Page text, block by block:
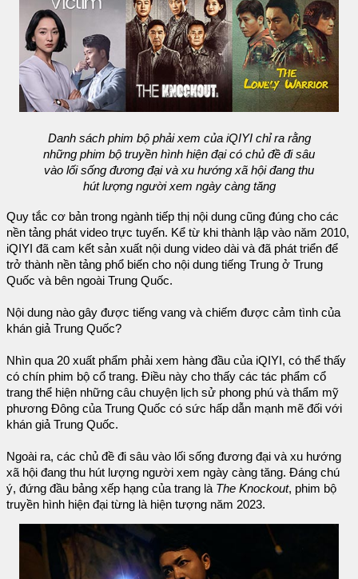
Danh sách phim bộ phải xem của iQIYI chỉ ra rằng
những phim bộ truyền hình hiện đại có chủ đề đi sâu
vào lối sống đương đại và xu hướng xã hội đang thu
hút lượng người xem ngày càng tăng
Quy tắc cơ bản trong ngành tiếp thị nội dung cũng đúng cho các
nền tảng phát video trực tuyến. Kể từ khi thành lập vào năm 2010,
iQIYI đã cam kết sản xuất nội dung video dài và đã phát triển để
trở thành nền tảng phổ biến cho nội dung tiếng Trung ở Trung
Quốc và bên ngoài Trung Quốc.
Nội dung nào gây được tiếng vang và chiếm được cảm tình của
khán giả Trung Quốc?
Nhìn qua 20 xuất phẩm phải xem hàng đầu của iQIYI, có thể thấy
có chín phim bộ cổ trang. Điều này cho thấy các tác phẩm cổ
trang thể hiện những câu chuyện lịch sử phong phú và thẩm mỹ
phương Đông của Trung Quốc có sức hấp dẫn mạnh mẽ đối với
khán giả Trung Quốc.
Ngoài ra, các chủ đề đi sâu vào lối sống đương đại và xu hướng
xã hội đang thu hút lượng người xem ngày càng tăng. Đáng chú
ý, đứng đầu bảng xếp hạng của trang là The Knockout, phim bộ
truyền hình hiện đại từng là hiện tượng năm 2023.